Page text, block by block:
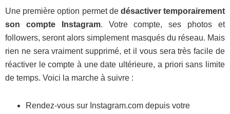
Une première option permet de désactiver temporairement
son compte Instagram. Votre compte, ses photos et
followers, seront alors simplement masqués du réseau. Mais
rien ne sera vraiment supprimé, et il vous sera très facile de
réactiver le compte à une date ultérieure, a priori sans limite
de temps. Voici la marche à suivre :
Rendez-vous sur Instagram.com depuis votre